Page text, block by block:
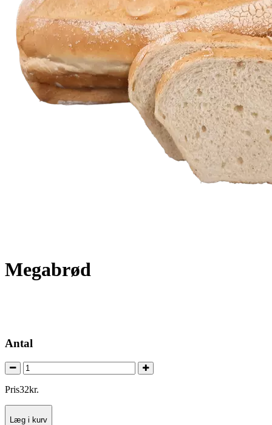
Megabrød
Antal
Pris32kr.
Læg i kurv